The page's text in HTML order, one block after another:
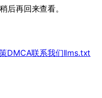
后再回来查看。
DMCA联系我们llms.txt